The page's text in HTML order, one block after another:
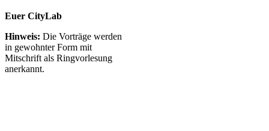
Euer CityLab
Hinweis​​​​: Die Vorträge werden
in gewohnter Form mit
Mitschrift als Ringvorlesung
anerkannt.